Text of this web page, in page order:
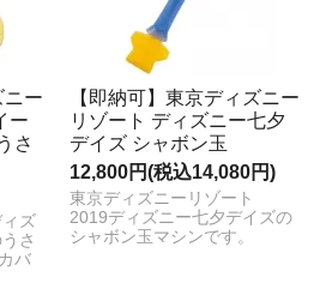
ニー
ー
さ
ズ
さ
バ
【即納可】東京ディズニー
リゾート ディズニー七夕
デイズ シャボン玉
12,800円(税込14,080円)
東京ディズニーリゾート
2019ディズニー七夕デイズの
シャボン玉マシンです。